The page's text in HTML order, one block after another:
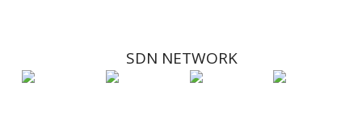
SDN NETWORK